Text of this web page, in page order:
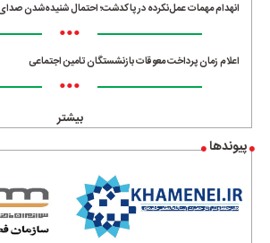
انهدام مهمات عمل‌نکرده در پاکدشت؛ احتمال شنیده‌شدن
•••
اعلام زمان پرداخت معوقات بازنشستگان تامین اجتماعی
•••
بیشتر
پیوندها